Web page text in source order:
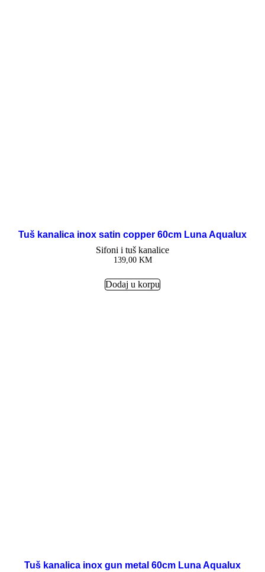
Tuš kanalica inox satin copper 60cm Luna Aqualux
Sifoni i tuš kanalice
139,00 KM
Dodaj u korpu
Tuš kanalica inox gun metal 60cm Luna Aqualux